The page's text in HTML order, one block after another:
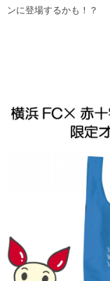
ンに登場するかも！？